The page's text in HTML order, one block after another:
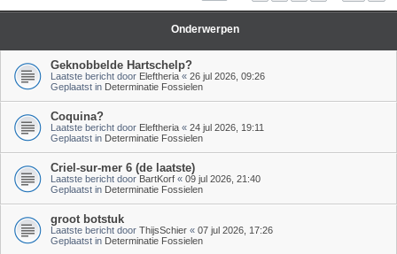
Onderwerpen
Geknobbelde Hartschelp?
Laatste bericht door Eleftheria « 26 jul 2026, 09:26
Geplaatst in Determinatie Fossielen
Coquina?
Laatste bericht door Eleftheria « 24 jul 2026, 19:11
Geplaatst in Determinatie Fossielen
Criel-sur-mer 6 (de laatste)
Laatste bericht door BartKorf « 09 jul 2026, 21:40
Geplaatst in Determinatie Fossielen
groot botstuk
Laatste bericht door ThijsSchier « 07 jul 2026, 17:26
Geplaatst in Determinatie Fossielen